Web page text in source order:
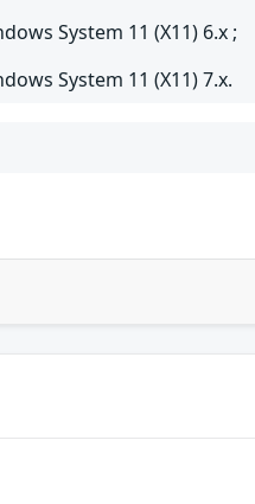
System 11 (X11) 6.x ;
System 11 (X11) 7.x.